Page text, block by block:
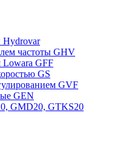
Hydrovar
частоты GHV
GFF
GS
GVF
GEN
GMD20, GTKS20